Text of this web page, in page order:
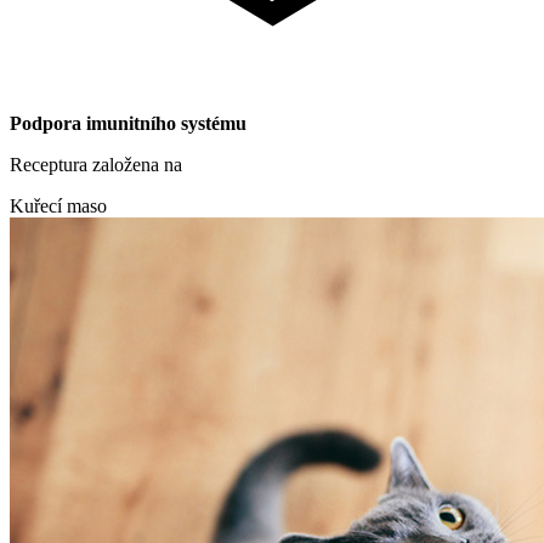
Podpora imunitního systému
Receptura založena na
Kuřecí maso